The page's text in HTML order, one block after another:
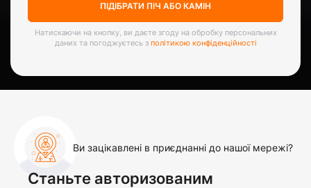
ПІДІБРАТИ ПІЧ АБО КАМІН
Натискаючи на кнопку, ви даєте згоду на обробку персональних
даних та погоджуєтесь з політикою конфіденційності
Ви зацікавлені в приєднанні до нашої мережі?
Станьте авторизованим